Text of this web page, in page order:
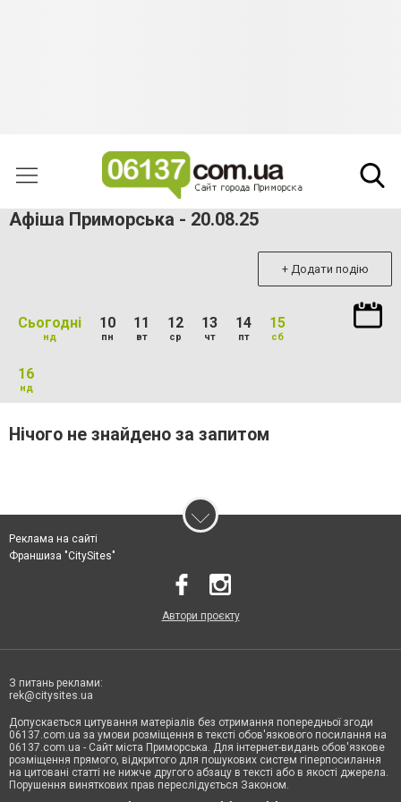
Афіша Приморська - 20.08.25
+ Додати подію
Сьогодні
нд
10
пн
11
вт
12
ср
13
чт
14
пт
15
сб
16
нд
Нічого не знайдено за запитом
Реклама на сайті
Франшиза "CitySites"
Автори проєкту
З питань реклами:
rek@citysites.ua
Допускається цитування матеріалів без отримання попередньої згоди
06137.com.ua за умови розміщення в тексті обов'язкового посилання на
06137.com.ua - Сайт міста Приморська. Для інтернет-видань обов'язкове
розміщення прямого, відкритого для пошукових систем гіперпосилання
на цитовані статті не нижче другого абзацу в тексті або в якості джерела.
Порушення виняткових прав переслідується Законом.